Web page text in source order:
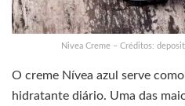
Nivea Creme – Créditos:
O creme Nívea azul serve
hidratante diário. Uma das